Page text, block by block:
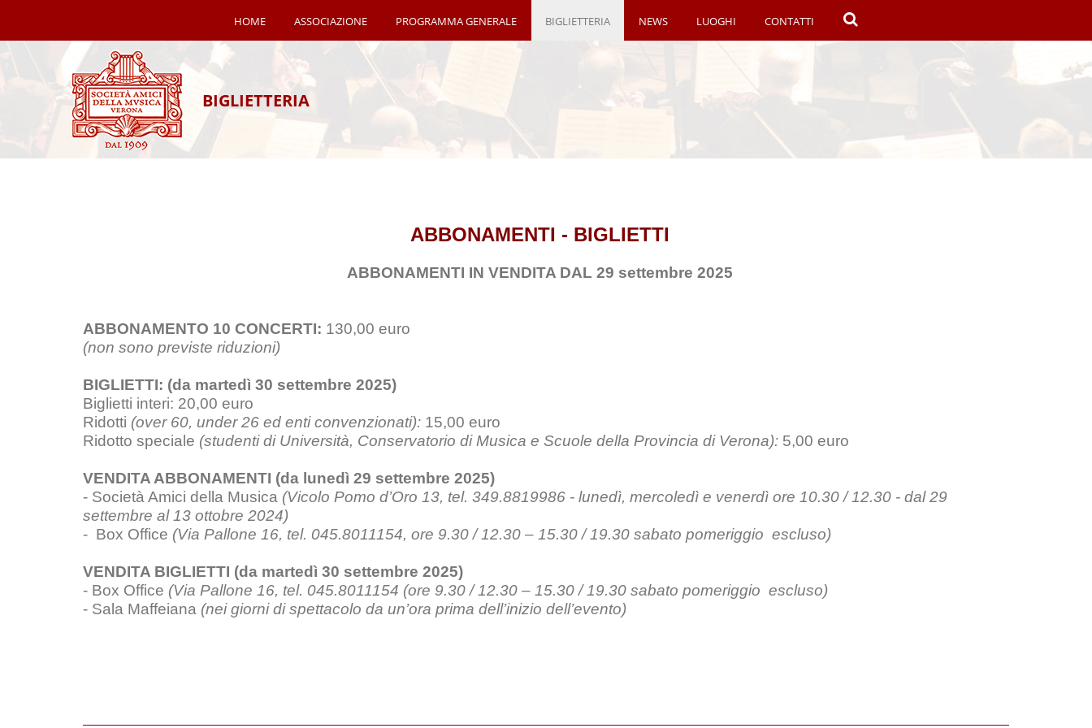
HOME ASSOCIAZIONE PROGRAMMA GENERALE BIGLIETTERIA NEWS LUOGHI CONTATTI
BIGLIETTERIA
ABBONAMENTI - BIGLIETTI
ABBONAMENTI IN VENDITA DAL 29 settembre 2025
ABBONAMENTO 10 CONCERTI: 130,00 euro
(non sono previste riduzioni)
BIGLIETTI: (da martedì 30 settembre 2025)
Biglietti interi: 20,00 euro
Ridotti (over 60, under 26 ed enti convenzionati): 15,00 euro
Ridotto speciale (studenti di Università, Conservatorio di Musica e Scuole della Provincia di Verona): 5,00 euro
VENDITA ABBONAMENTI (da lunedì 29 settembre 2025)
- Società Amici della Musica (Vicolo Pomo d’Oro 13, tel. 349.8819986 - lunedì, mercoledì e venerdì ore 10.30 / 12.30 - dal 29
settembre al 13 ottobre 2024)
- Box Office (Via Pallone 16, tel. 045.8011154, ore 9.30 / 12.30 – 15.30 / 19.30 sabato pomeriggio escluso)
VENDITA BIGLIETTI (da martedì 30 settembre 2025)
- Box Office (Via Pallone 16, tel. 045.8011154 (ore 9.30 / 12.30 – 15.30 / 19.30 sabato pomeriggio escluso)
- Sala Maffeiana (nei giorni di spettacolo da un’ora prima dell’inizio dell’evento)